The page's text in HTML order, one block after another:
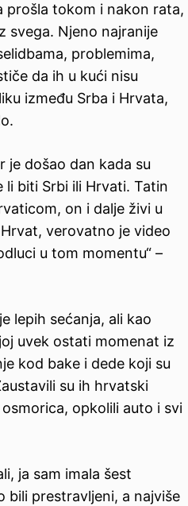
prošla tokom i nakon rata,
svega. Njeno najranije
problemima,
da ih u kući nisu
između Srba i Hrvata,
je došao dan kada su
li biti Srbi ili Hrvati. Tatin
on i dalje živi u
verovatno je video
u tom momentu“ –
lepih sećanja, ali kao
uvek ostati momenat iz
kod bake i dede koji su
su ih hrvatski
opkolili auto i svi
ja sam imala šest
bili prestravljeni, a najviše